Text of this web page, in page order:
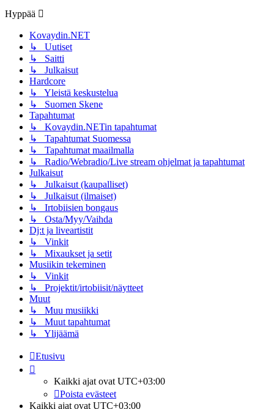
Hyppää
Kovaydin.NET
↳ Uutiset
↳ Saitti
↳ Julkaisut
Hardcore
↳ Yleistä keskustelua
↳ Suomen Skene
Tapahtumat
↳ Kovaydin.NETin tapahtumat
↳ Tapahtumat Suomessa
↳ Tapahtumat maailmalla
↳ Radio/Webradio/Live stream ohjelmat ja tapahtumat
Julkaisut
↳ Julkaisut (kaupalliset)
↳ Julkaisut (ilmaiset)
↳ Irtobiisien bongaus
↳ Osta/Myy/Vaihda
Dj:t ja liveartistit
↳ Vinkit
↳ Mixaukset ja setit
Musiikin tekeminen
↳ Vinkit
↳ Projektit/irtobiisit/näytteet
Muut
↳ Muu musiikki
↳ Muut tapahtumat
↳ Ylijäämä
Etusivu
Kaikki ajat ovatUTC+03:00
Poista evästeet
Kaikki ajat ovatUTC+03:00